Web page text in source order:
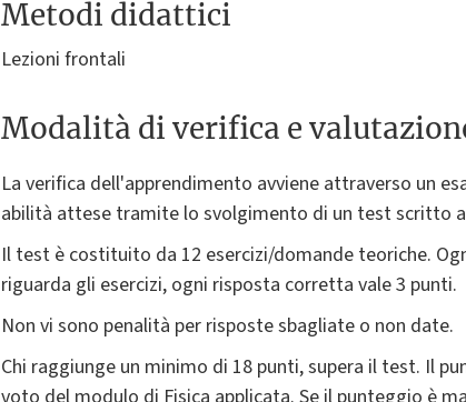
Metodi didattici
Lezioni frontali
Modalità di verifica e
La verifica dell'apprendimento avviene attraverso un
abilità attese tramite lo svolgimento di un test scritto
Il test è costituito da 12 esercizi/domande teoriche.
riguarda gli esercizi, ogni risposta corretta vale 3 punti.
Non vi sono penalità per risposte sbagliate o non date.
Chi raggiunge un minimo di 18 punti, supera il test. Il